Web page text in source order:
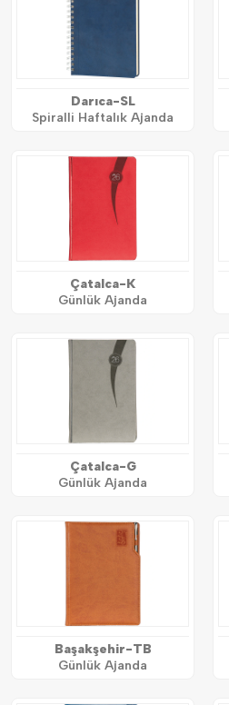
Darıca-SL
Spiralli Haftalık Ajanda
Çatalca-K
Günlük Ajanda
Çatalca-G
Günlük Ajanda
Başakşehir-TB
Günlük Ajanda